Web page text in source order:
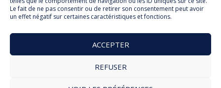
Le fait de ne pas consentir ou de retirer son consentement peut avoir
un effet négatif sur certaines caractéristiques et fonctions.
ACCEPTER
REFUSER
© Comité Régional Olympique et Sportif Nouvelle Aquitaine